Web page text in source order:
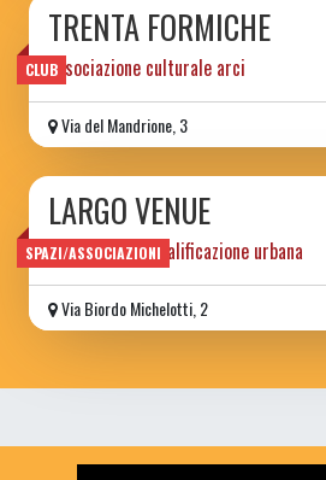
CLUB
TRENTA FORMICHE
associazione culturale arci
Via del Mandrione, 3
SPAZI/ASSOCIAZIONI
LARGO VENUE
progetto di riqualificazione urbana
Via Biordo Michelotti, 2